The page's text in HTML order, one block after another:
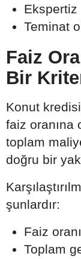
Ekspertiz
Teminat
Faiz
Bir
Konut
faiz oranına
toplam
doğru bir
şunlardır:
Faiz oranı
Toplam